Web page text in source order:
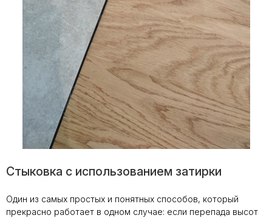
Стыковка с использованием затирки
Один из самых простых и понятных способов, который
прекрасно работает в одном случае: если перепада высот